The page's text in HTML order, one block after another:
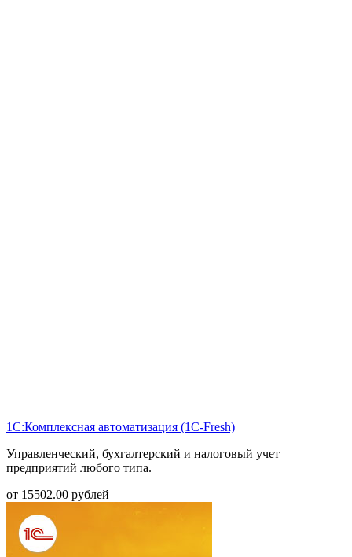
1С:Комплексная автоматизация (1С-Fresh)
Управленческий, бухгалтерский и налоговый учет
предприятий любого типа.
от 15502.00 рублей